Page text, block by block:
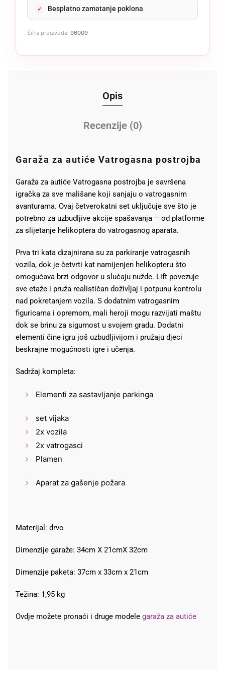
Besplatno zamatanje poklona
Šifra proizvoda: 96009
Opis
Recenzije (0)
Garaža za autiće Vatrogasna postrojba
Garaža za autiće Vatrogasna postrojba je savršena
igračka za sve mališane koji sanjaju o vatrogasnim
avanturama. Ovaj četverokatni set uključuje sve što je
potrebno za uzbudljive akcije spašavanja – od platforme
za slijetanje helikoptera do vatrogasnog aparata.
Prva tri kata dizajnirana su za parkiranje vatrogasnih
vozila, dok je četvrti kat namijenjen helikopteru što
omogućava brzi odgovor u slučaju nužde. Lift povezuje
sve etaže i pruža realističan doživljaj i potpunu kontrolu
nad pokretanjem vozila. S dodatnim vatrogasnim
figuricama i opremom, mali heroji mogu razvijati maštu
dok se brinu za sigurnost u svojem gradu. Dodatni
elementi čine igru još uzbudljivijom i pružaju djeci
beskrajne mogućnosti igre i učenja.
Sadržaj kompleta:
Elementi za sastavljanje parkinga
set vijaka
2x vozila
2x vatrogasci
Plamen
Aparat za gašenje požara
Materijal: drvo
Dimenzije garaže: 34cm X 21cmX 32cm
Dimenzije paketa: 37cm x 33cm x 21cm
Težina: 1,95 kg
Ovdje možete pronaći i druge modele garaža za autiće